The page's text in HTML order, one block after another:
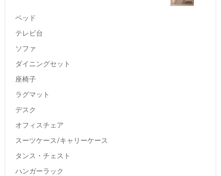
ベッド
テレビ台
ソファ
ダイニングセット
座椅子
ラグマット
デスク
オフィスチェア
スーツケース/キャリーケース
タンス・チェスト
ハンガーラック